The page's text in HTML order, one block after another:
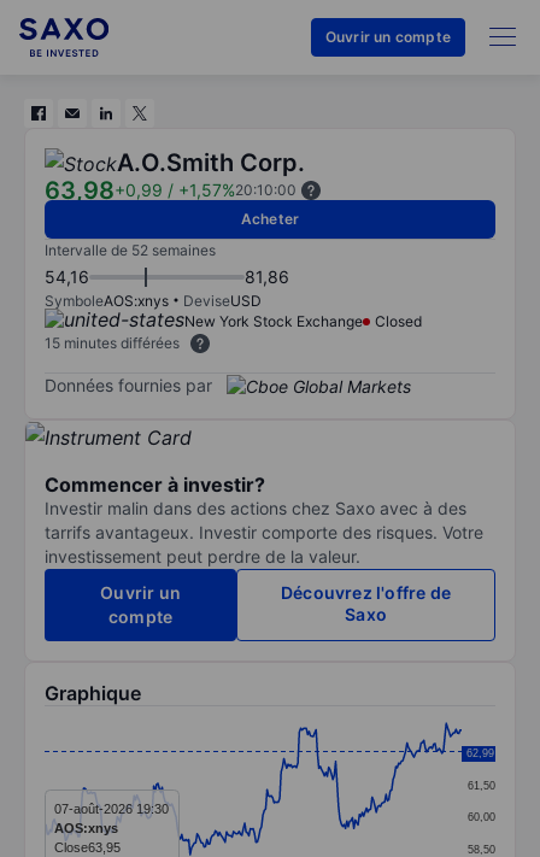
Ouvrir un compte
A.O.Smith Corp.
63,98+0,99 / +1,57%20:10:00
Acheter
Intervalle de 52 semaines
54,16 81,86
SymboleAOS:xnys DeviseUSD
New York Stock Exchange
Closed
15 minutes différées
Données fournies par
Commencer à investir?
Investir malin dans des actions chez Saxo avec à des
tarrifs avantageux. Investir comporte des risques. Votre
investissement peut perdre de la valeur.
Ouvrir un
compte
Découvrez l'offre de
Saxo
Graphique
Line chart with 299 data points.
The chart has 1 X axis displaying categories.
The chart has 1 Y axis displaying values. Data58,50
60,00
61,50
63,00
62,99
07-août-2026 19:30
AOS:xnys
Close63,95